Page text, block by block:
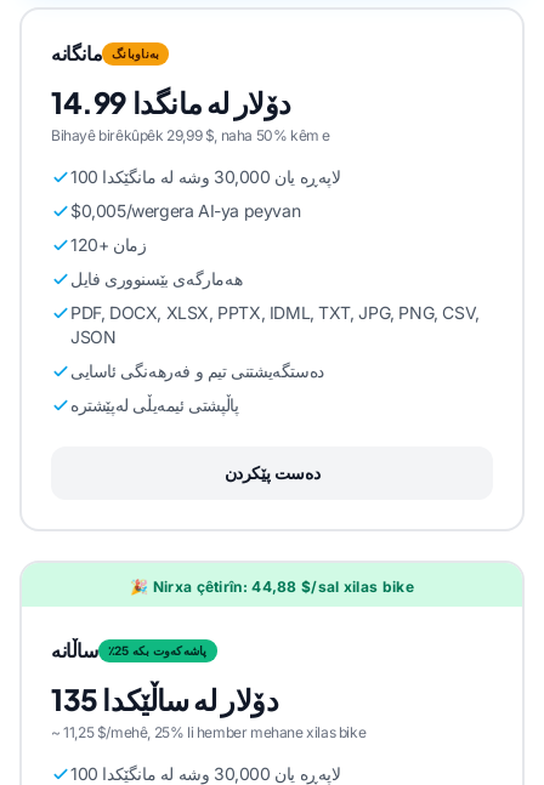
مانگانە بەناوبانگ
14.99 دۆلار لە مانگدا
Bihayê birêkûpêk 29,99 $, naha 50% kêm e
100 لاپەڕە یان 30,000 وشە لە مانگێکدا
$0,005/wergera AI-ya peyvan
120+ زمان
هەمارگەی بێسنووری فایل
PDF, DOCX, XLSX, PPTX, IDML, TXT, JPG, PNG, CSV,
JSON
دەستگەیشتنی تیم و فەرهەنگی ئاسایی
پاڵپشتی ئیمەیڵی لەپێشترە
دەست پێکردن
🎉 Nirxa çêtirîn: 44,88 $/sal xilas bike
ساڵانە ٪25 پاشەکەوت بکە
135 دۆلار لە ساڵێکدا
~ 11,25 $/mehê, 25% li hember mehane xilas bike
100 لاپەڕە یان 30,000 وشە لە مانگێکدا